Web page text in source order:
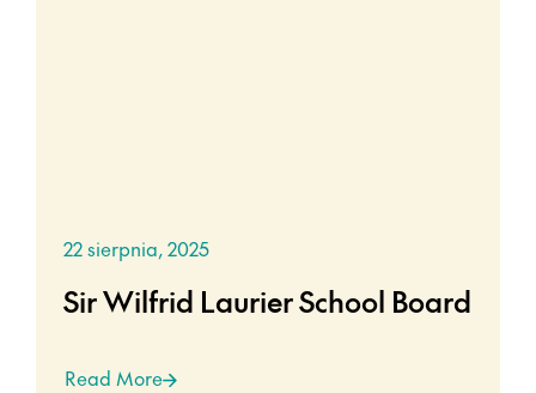
22 sierpnia, 2025
Sir Wilfrid Laurier School Board
Read More